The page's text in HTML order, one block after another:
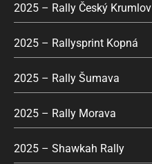
2025 – Rally Český Krumlov
2025 – Rallysprint Kopná
2025 – Rally Šumava
2025 – Rally Morava
2025 – Shawkah Rally